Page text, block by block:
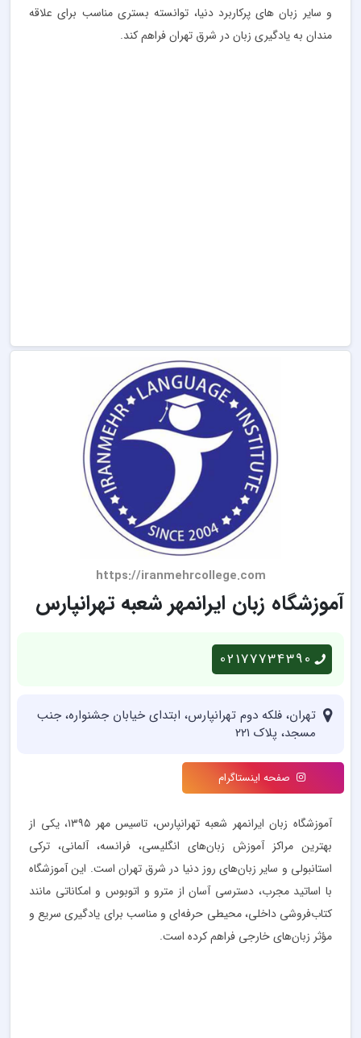
و سایر زبان های پرکاربرد دنیا، توانسته بستری مناسب برای علاقه
مندان به یادگیری زبان در شرق تهران فراهم کند.
https://iranmehrcollege.com
آموزشگاه زبان ایرانمهر شعبه تهرانپارس
02177734390
تهران، فلکه دوم تهرانپارس، ابتدای خیابان جشنواره، جنب
مسجد، پلاک ۲۲۱
صفحه اینستاگرام
آموزشگاه زبان ایرانمهر شعبه تهرانپارس، تاسیس مهر ۱۳۹۵، یکی از
بهترین مراکز آموزش زبان‌های انگلیسی، فرانسه، آلمانی، ترکی
استانبولی و سایر زبان‌های روز دنیا در شرق تهران است. این آموزشگاه
با اساتید مجرب، دسترسی آسان از مترو و اتوبوس و امکاناتی مانند
کتاب‌فروشی داخلی، محیطی حرفه‌ای و مناسب برای یادگیری سریع و
مؤثر زبان‌های خارجی فراهم کرده است.